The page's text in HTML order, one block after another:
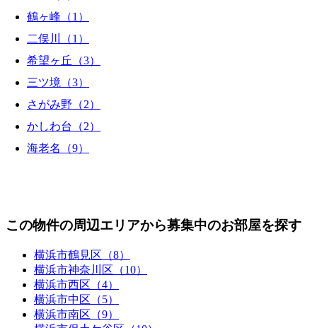
鶴ヶ峰（1）
二俣川（1）
希望ヶ丘（3）
三ツ境（3）
さがみ野（2）
かしわ台（2）
海老名（9）
この物件の周辺エリアから募集中のお部屋を探す
横浜市鶴見区（8）
横浜市神奈川区（10）
横浜市西区（4）
横浜市中区（5）
横浜市南区（9）